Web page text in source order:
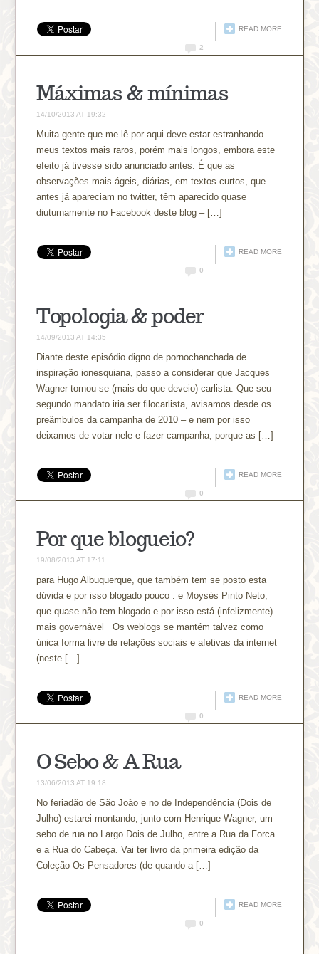
READ MORE
2
Máximas & mínimas
14/10/2013 AT 19:32
Muita gente que me lê por aqui deve estar estranhando
meus textos mais raros, porém mais longos, embora este
efeito já tivesse sido anunciado antes. É que as
observações mais ágeis, diárias, em textos curtos, que
antes já apareciam no twitter, têm aparecido quase
diuturnamente no Facebook deste blog – […]
READ MORE
0
Topologia & poder
14/09/2013 AT 14:35
Diante deste episódio digno de pornochanchada de
inspiração ionesquiana, passo a considerar que Jacques
Wagner tornou-se (mais do que deveio) carlista. Que seu
segundo mandato iria ser filocarlista, avisamos desde os
preâmbulos da campanha de 2010 – e nem por isso
deixamos de votar nele e fazer campanha, porque as […]
READ MORE
0
Por que blogueio?
19/08/2013 AT 17:11
para Hugo Albuquerque, que também tem se posto esta
dúvida e por isso blogado pouco . e Moysés Pinto Neto,
que quase não tem blogado e por isso está (infelizmente)
mais governável Os weblogs se mantém talvez como
única forma livre de relações sociais e afetivas da internet
(neste […]
READ MORE
0
O Sebo & A Rua
13/06/2013 AT 19:18
No feriadão de São João e no de Independência (Dois de
Julho) estarei montando, junto com Henrique Wagner, um
sebo de rua no Largo Dois de Julho, entre a Rua da Forca
e a Rua do Cabeça. Vai ter livro da primeira edição da
Coleção Os Pensadores (de quando a […]
READ MORE
0